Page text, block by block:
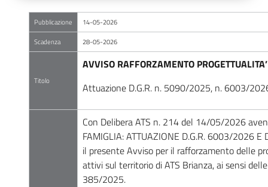
Pubblicazione
14-05-2026
Scadenza
28-05-2026
Titolo
AVVISO RAFFORZAMENTO
Attuazione D.G.R. n. 5090/2025, n. 6003/
Con Delibera ATS n. 214 del 14/05/2026
FAMIGLIA: ATTUAZIONE D.G.R. 6003/2026
il presente Avviso per il rafforzamento delle
attivi sul territorio di ATS Brianza, ai sensi
385/2025.